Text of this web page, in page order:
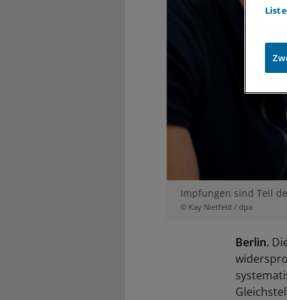
Impfungen sind Teil
© Kay Nietfeld / dpa
Berlin.